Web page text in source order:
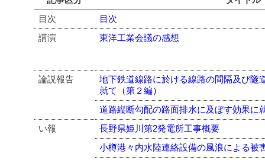
目次
目次
講演
東洋工業会議の感想
論説報告
地下鉄道線路に於ける線路の間隔及び隧
就て（第２編）
道路縦断勾配の路面排水に及ぼす効果に
い報
長野県姫川第2発電所工事概要
小樽港々内水陸連絡設備の風浪による被